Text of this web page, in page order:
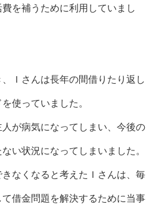
を補うために利用していまし
Ｉさんは長年の間借りたり返し
使っていました。
が病気になってしまい、今後の
い状況になってしまいました。
なくなると考えたＩさんは、毎
借金問題を解決するために当事